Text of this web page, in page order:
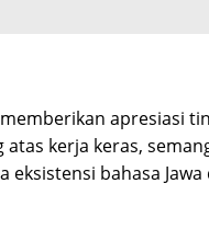
apresiasi
kerja keras,
bahasa Jawa